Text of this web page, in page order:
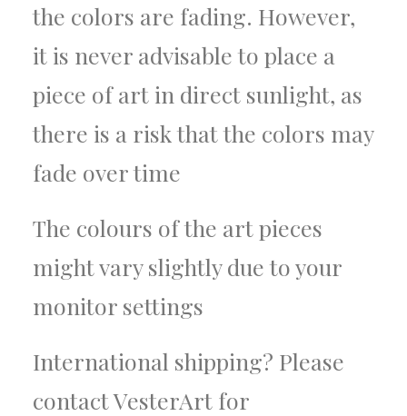
the colors are fading. However,
it is never advisable to place a
piece of art in direct sunlight, as
there is a risk that the colors may
fade over time
The colours of the art pieces
might vary slightly due to your
monitor settings
International shipping? Please
contact VesterArt for